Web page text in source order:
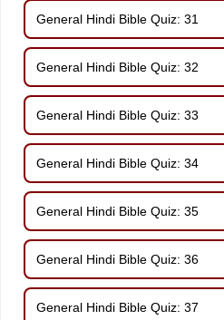
General Hindi Bible Quiz: 31
General Hindi Bible Quiz: 32
General Hindi Bible Quiz: 33
General Hindi Bible Quiz: 34
General Hindi Bible Quiz: 35
General Hindi Bible Quiz: 36
General Hindi Bible Quiz: 37